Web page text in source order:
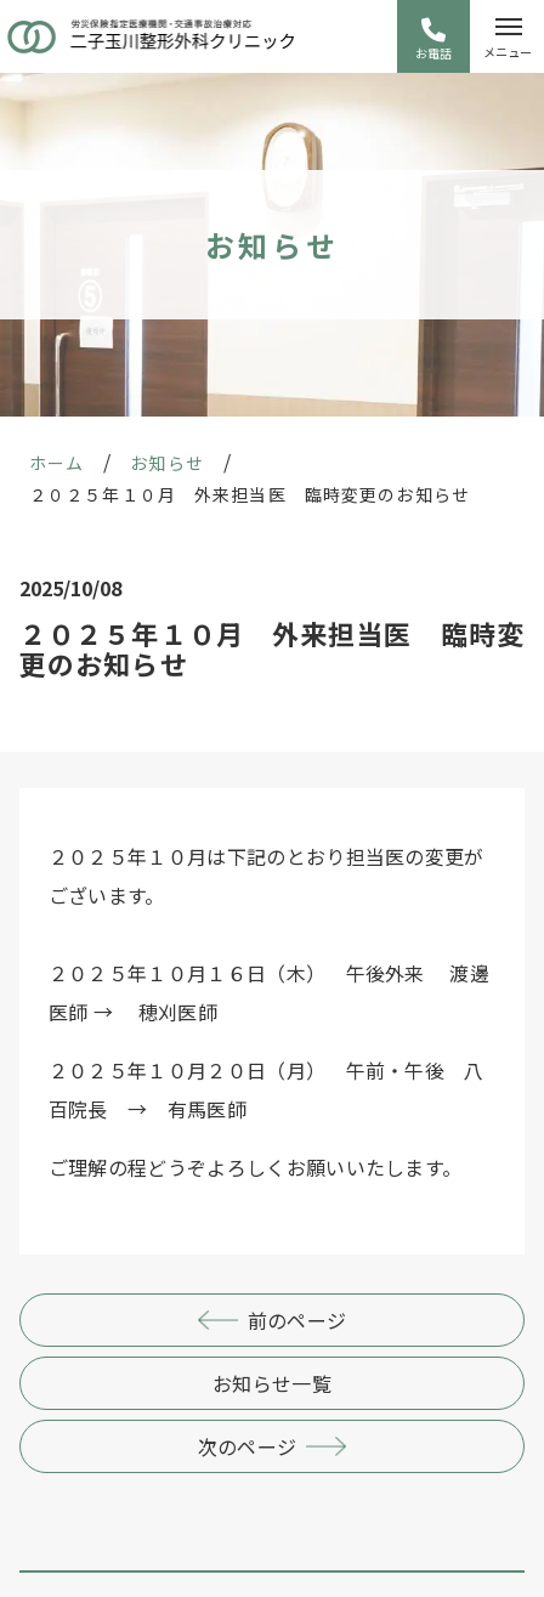
お電話 メニュー
お知らせ
ホーム / お知らせ /
２０２５年１０月 外来担当医 臨時変更のお知らせ
2025/10/08
２０２５年１０月 外来担当医 臨時変
更のお知らせ
２０２５年１０月は下記のとおり担当医の変更が
ございます。
２０２５年１０月１６日（木） 午後外来 渡邊
医師 → 穂刈医師
２０２５年１０月２０日（月） 午前・午後 八
百院長 → 有馬医師
ご理解の程どうぞよろしくお願いいたします。
前のページ
お知らせ一覧
次のページ